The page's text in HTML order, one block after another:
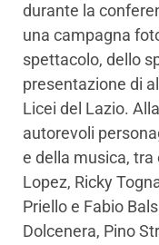
durante la
una campagna
spettacolo, dello
presentazione di
Licei del Lazio.
autorevoli
e della musica,
Lopez, Ricky
Priello e Fabio
Dolcenera, Pino